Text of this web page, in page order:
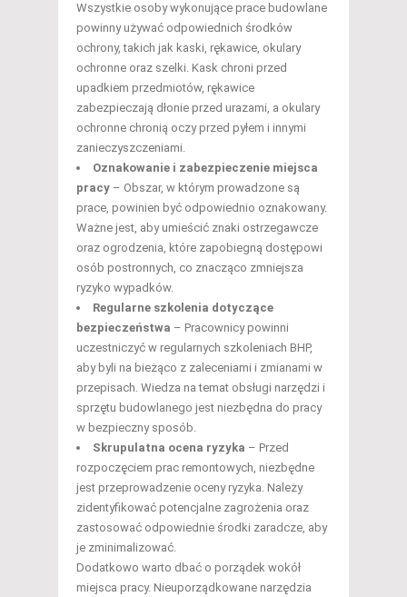
Wszystkie osoby wykonujące prace budowlane
powinny używać odpowiednich środków
ochrony, takich jak kaski, rękawice, okulary
ochronne oraz szelki. Kask chroni przed
upadkiem przedmiotów, rękawice
zabezpieczają dłonie przed urazami, a okulary
ochronne chronią oczy przed pyłem i innymi
zanieczyszczeniami.
Oznakowanie i zabezpieczenie miejsca
pracy – Obszar, w którym prowadzone są
prace, powinien być odpowiednio oznakowany.
Ważne jest, aby umieścić znaki ostrzegawcze
oraz ogrodzenia, które zapobiegną dostępowi
osób postronnych, co znacząco zmniejsza
ryzyko wypadków.
Regularne szkolenia dotyczące
bezpieczeństwa – Pracownicy powinni
uczestniczyć w regularnych szkoleniach BHP,
aby byli na bieżąco z zaleceniami i zmianami w
przepisach. Wiedza na temat obsługi narzędzi i
sprzętu budowlanego jest niezbędna do pracy
w bezpieczny sposób.
Skrupulatna ocena ryzyka – Przed
rozpoczęciem prac remontowych, niezbędne
jest przeprowadzenie oceny ryzyka. Należy
zidentyfikować potencjalne zagrożenia oraz
zastosować odpowiednie środki zaradcze, aby
je zminimalizować.
Dodatkowo warto dbać o porządek wokół
miejsca pracy. Nieuporządkowane narzędzia